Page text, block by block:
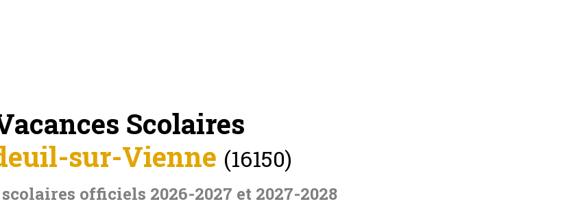
Scolaires
sur-Vienne (16150)
officiels 2026-2027 et 2027-2028